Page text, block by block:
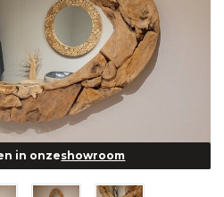
in onzeshowroom